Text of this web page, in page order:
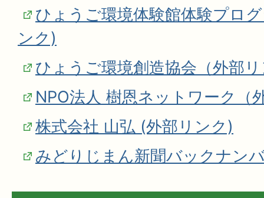
ひょうご環境体験館体験プロ
ンク)
ひょうご環境創造協会（外部
NPO法人 樹恩ネットワーク（
株式会社 山弘 (外部リンク)
みどりじまん新聞バックナン